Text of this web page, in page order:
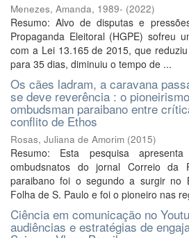
Menezes, Amanda, 1989- (2022)
Resumo: Alvo de disputas e
Propaganda Eleitoral (HGPE) sofreu
com a Lei 13.165 de 2015, que
para 35 dias, diminuiu o tempo de ...
Os cães ladram, a caravana
se deve reverência : o
ombudsman paraibano entre
conflito de Ethos
Rosas, Juliana de Amorim (2015)
Resumo: Esta pesquisa
ombudsnatos do jornal Correio da
paraibano foi o segundo a surgir no
Folha de S. Paulo e foi o pioneiro nas
Ciência em comunicação no
audiências e estratégias de